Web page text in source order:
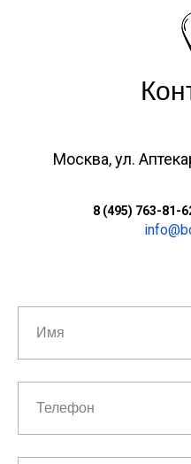
Москва, ул.
8 (495) 763-81-